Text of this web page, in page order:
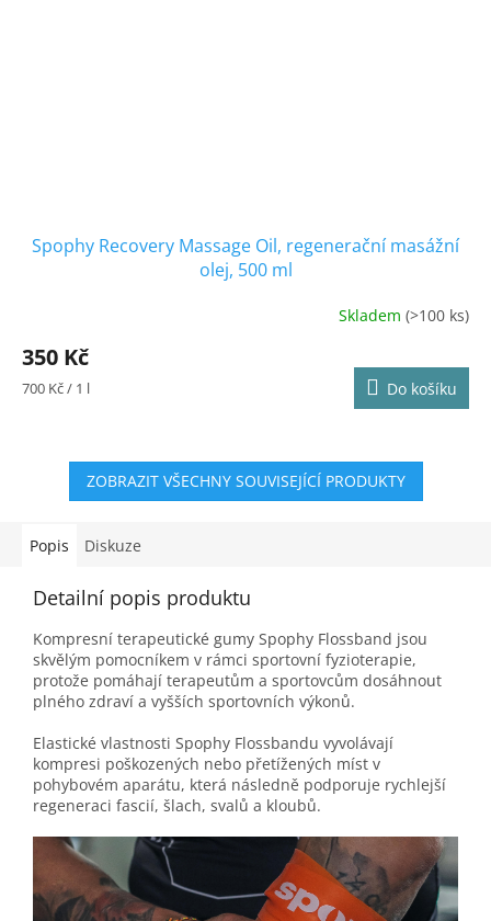
Spophy Recovery Massage Oil, regenerační masážní
olej, 500 ml
produktu
je
4,9
hvězdiček.
Skladem(>100 ks)
350 Kč
Měrná
700 Kč / 1 l Do košíku
ZOBRAZIT VŠECHNY SOUVISEJÍCÍ PRODUKTY
Popis Diskuze
Detailní popis produktu
Kompresní terapeutické gumy Spophy Flossband jsou
skvělým pomocníkem v rámci sportovní fyzioterapie,
protože pomáhají terapeutům a sportovcům dosáhnout
plného zdraví a vyšších sportovních výkonů.
Elastické vlastnosti Spophy Flossbandu vyvolávají
kompresi poškozených nebo přetížených míst v
pohybovém aparátu, která následně podporuje rychlejší
regeneraci fascií, šlach, svalů a kloubů.